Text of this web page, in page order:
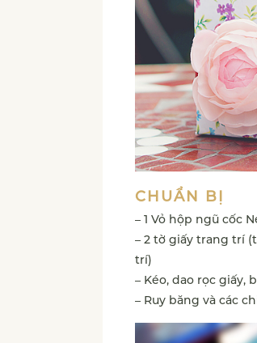
CHUẨN BỊ
– 1 Vỏ hộp ngũ cốc
– 2 tờ giấy trang trí
trí)
– Kéo, dao rọc giấy,
– Ruy băng và các